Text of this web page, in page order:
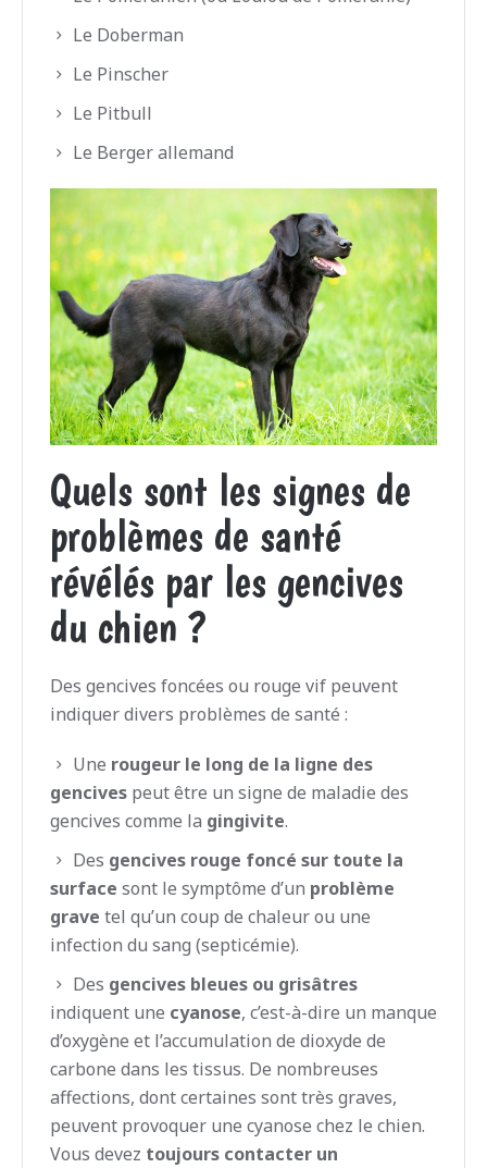
Le Doberman
Le Pinscher
Le Pitbull
Le Berger allemand
Quels sont les signes de
problèmes de santé
révélés par les gencives
du chien ?
Des gencives foncées ou rouge vif peuvent
indiquer divers problèmes de santé :
Une rougeur le long de la ligne des
gencives peut être un signe de maladie des
gencives comme la gingivite.
Des gencives rouge foncé sur toute la
surface sont le symptôme d’un problème
grave tel qu’un coup de chaleur ou une
infection du sang (septicémie).
Des gencives bleues ou grisâtres
indiquent une cyanose, c’est-à-dire un manque
d’oxygène et l’accumulation de dioxyde de
carbone dans les tissus. De nombreuses
affections, dont certaines sont très graves,
peuvent provoquer une cyanose chez le chien.
Vous devez toujours contacter un